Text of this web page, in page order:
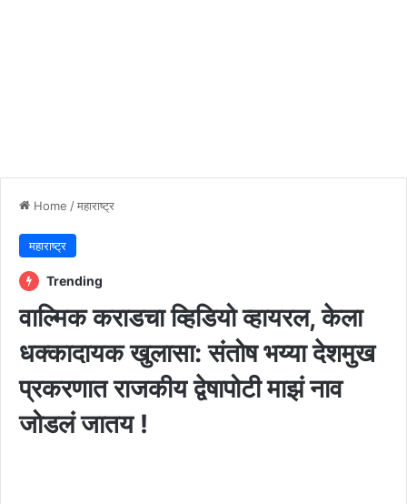
Home /महाराष्ट्र
महाराष्ट्र
Trending
वाल्मिक कराडचा व्हिडियो व्हायरल, केला
धक्कादायक खुलासा: संतोष भय्या देशमुख
प्रकरणात राजकीय द्वेषापोटी माझं नाव
जोडलं जातय !